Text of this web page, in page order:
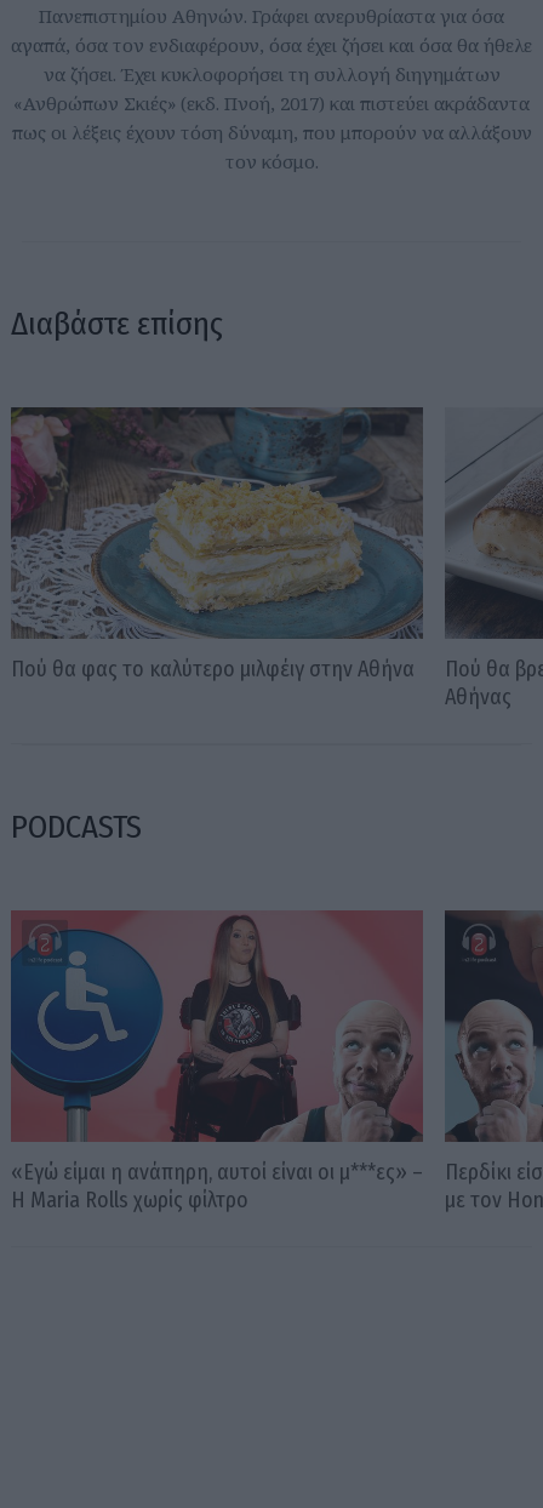
Πανεπιστημίου Αθηνών. Γράφει ανερυθρίαστα για όσα
αγαπά, όσα τον ενδιαφέρουν, όσα έχει ζήσει και όσα θα ήθελε
να ζήσει. Έχει κυκλοφορήσει τη συλλογή διηγημάτων
«Ανθρώπων Σκιές» (εκδ. Πνοή, 2017) και πιστεύει ακράδαντα
πως οι λέξεις έχουν τόση δύναμη, που μπορούν να αλλάξουν
τον κόσμο.
Διαβάστε επίσης
Πού θα φας το καλύτερο μιλφέιγ στην Αθήνα
Πού θα
Αθήνας
PODCASTS
«Εγώ είμαι η ανάπηρη, αυτοί είναι οι μ***ες» –
Η Maria Rolls χωρίς φίλτρο
Περδίκι
με τον